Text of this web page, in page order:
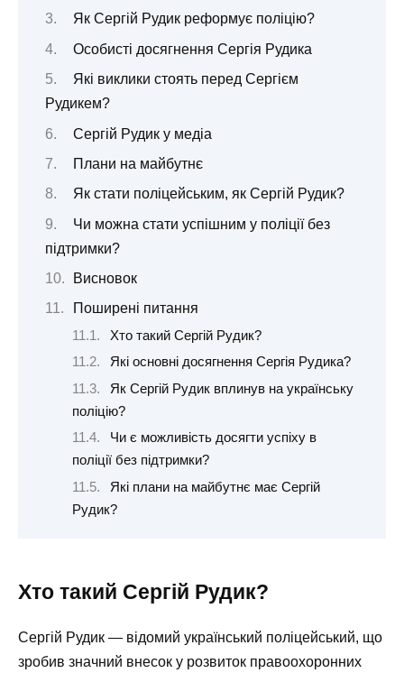
Як Сергій Рудик реформує поліцію?
Особисті досягнення Сергія Рудика
Які виклики стоять перед Сергієм
Рудикем?
Сергій Рудик у медіа
Плани на майбутнє
Як стати поліцейським, як Сергій Рудик?
Чи можна стати успішним у поліції без
підтримки?
Висновок
Поширені питання
Хто такий Сергій Рудик?
Які основні досягнення Сергія Рудика?
Як Сергій Рудик вплинув на українську
поліцію?
Чи є можливість досягти успіху в
поліції без підтримки?
Які плани на майбутнє має Сергій
Рудик?
Хто такий Сергій Рудик?
Сергій Рудик — відомий український поліцейський, що
зробив значний внесок у розвиток правоохоронних